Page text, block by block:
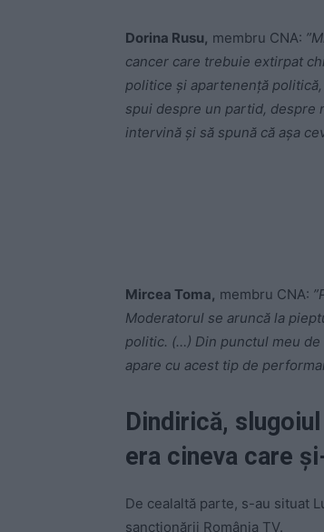
Dorina Rusu, membru CNA:
cancer care trebuie extirpat
politice şi apartenenţă
spui despre un partid, despre
intervină şi să spună că aşa
Mircea Toma, membru CNA:
Moderatorul se aruncă la
politic. (…) Din punctul meu
apare cu acest tip de
Dindirică,
era cineva care
De cealaltă parte, s-au situat
sancţionării România TV.